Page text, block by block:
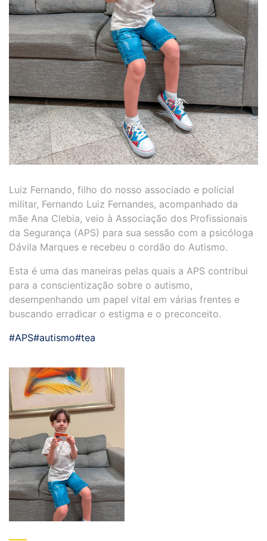
Luiz Fernando, filho do nosso associado e policial
militar, Fernando Luiz Fernandes, acompanhado da
mãe Ana Clebia, veio à Associação dos Profissionais
da Segurança (APS) para sua sessão com a psicóloga
Dávila Marques e recebeu o cordão do Autismo.
Esta é uma das maneiras pelas quais a APS contribui
para a conscientização sobre o autismo,
desempenhando um papel vital em várias frentes e
buscando erradicar o estigma e o preconceito.
#APS#autismo#tea